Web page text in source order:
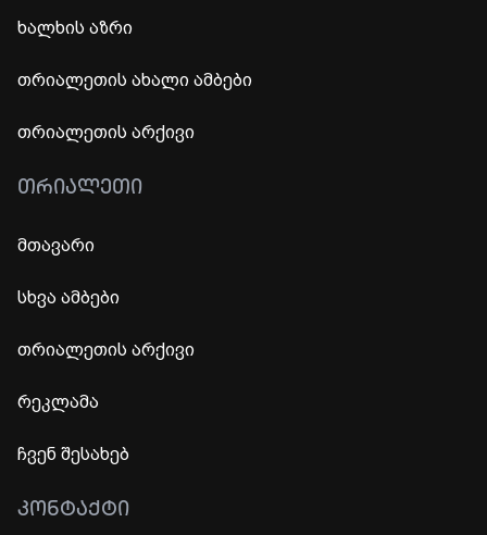
ხალხის აზრი
თრიალეთის ახალი ამბები
თრიალეთის არქივი
ᲗᲠᲘᲐᲚᲔᲗᲘ
მთავარი
სხვა ამბები
თრიალეთის არქივი
რეკლამა
ჩვენ შესახებ
ᲙᲝᲜᲢᲐᲥᲢᲘ